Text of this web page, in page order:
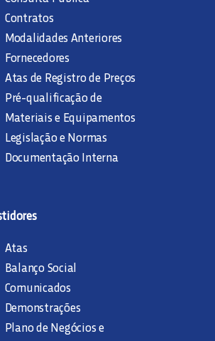
Contratos
Modalidades Anteriores
Fornecedores
Atas de Registro de Preços
Pré-qualificação de
Materiais e Equipamentos
Legislação e Normas
Documentação Interna
Atas
Balanço Social
Comunicados
Demonstrações
Plano de Negócios e